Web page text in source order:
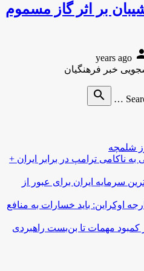
بر اثر گاز مسموم
search
شلمچه
ناکامی ترامپ در برابر ایران +
سرمایه ایران برای عبور از
اوکراین: باید خسارات به منافع
کمبود مهمات تا بن‌بست راهبردی